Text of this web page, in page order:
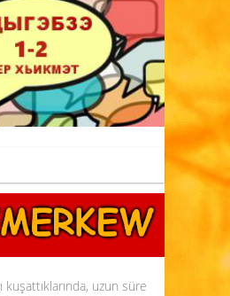
kuşattıklarında, uzun süre